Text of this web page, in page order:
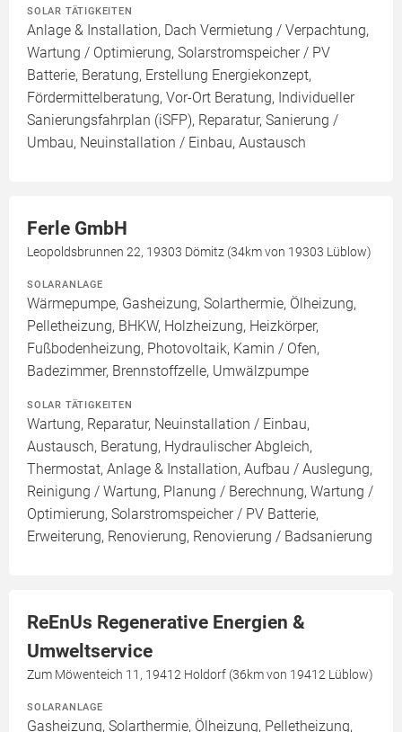
SOLAR TÄTIGKEITEN
Anlage & Installation, Dach Vermietung / Verpachtung,
Wartung / Optimierung, Solarstromspeicher / PV
Batterie, Beratung, Erstellung Energiekonzept,
Fördermittelberatung, Vor-Ort Beratung, Individueller
Sanierungsfahrplan (iSFP), Reparatur, Sanierung /
Umbau, Neuinstallation / Einbau, Austausch
Ferle GmbH
Leopoldsbrunnen 22, 19303 Dömitz (34km von 19303 Lüblow)
SOLARANLAGE
Wärmepumpe, Gasheizung, Solarthermie, Ölheizung,
Pelletheizung, BHKW, Holzheizung, Heizkörper,
Fußbodenheizung, Photovoltaik, Kamin / Ofen,
Badezimmer, Brennstoffzelle, Umwälzpumpe
SOLAR TÄTIGKEITEN
Wartung, Reparatur, Neuinstallation / Einbau,
Austausch, Beratung, Hydraulischer Abgleich,
Thermostat, Anlage & Installation, Aufbau / Auslegung,
Reinigung / Wartung, Planung / Berechnung, Wartung /
Optimierung, Solarstromspeicher / PV Batterie,
Erweiterung, Renovierung, Renovierung / Badsanierung
ReEnUs Regenerative Energien &
Umweltservice
Zum Möwenteich 11, 19412 Holdorf (36km von 19412 Lüblow)
SOLARANLAGE
Gasheizung, Solarthermie, Ölheizung, Pelletheizung,